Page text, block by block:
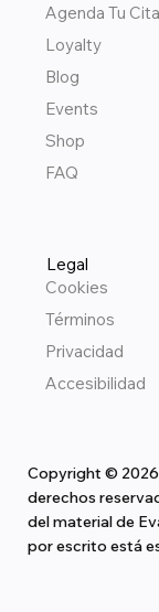
Agenda Tu Cita
Loyalty
Blog
Events
Shop
FAQ
Legal
Cookies
Términos
Privacidad
Accesibilidad
Copyright © 2026
derechos
del material de
por escrito está